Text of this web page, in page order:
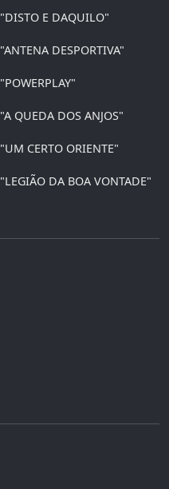
"DISTO E DAQUILO"
"ANTENA DESPORTIVA"
"POWERPLAY"
"A QUEDA DOS ANJOS"
"UM CERTO ORIENTE"
"LEGIÃO DA BOA VONTADE"